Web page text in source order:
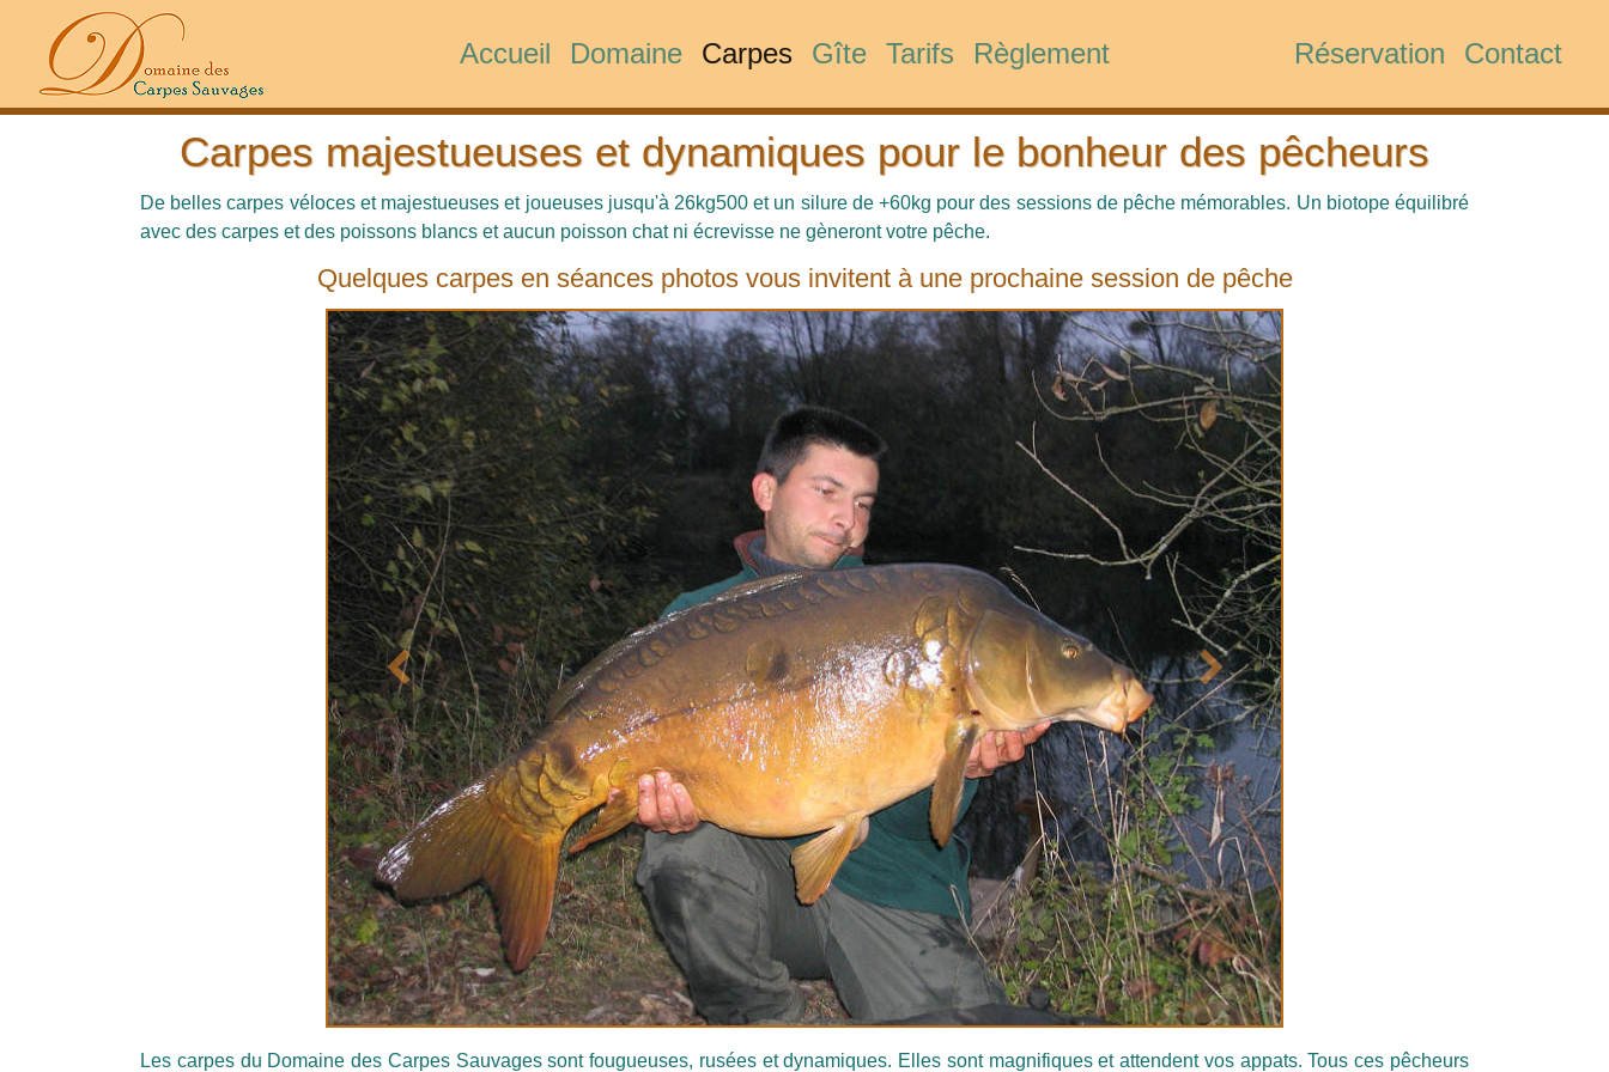
Accueil Domaine Carpes Gîte Tarifs Règlement Réservation Contact
Carpes majestueuses et dynamiques pour le bonheur des pêcheurs
De belles carpes véloces et majestueuses et joueuses jusqu'à 26kg500 et un silure de +60kg pour des sessions de pêche mémorables. Un biotope équilibré
avec des carpes et des poissons blancs et aucun poisson chat ni écrevisse ne gèneront votre pêche.
Quelques carpes en séances photos vous invitent à une prochaine session de pêche
Précédent Suivant
Les carpes du Domaine des Carpes Sauvages sont fougueuses, rusées et dynamiques. Elles sont magnifiques et attendent vos appats. Tous ces pêcheurs